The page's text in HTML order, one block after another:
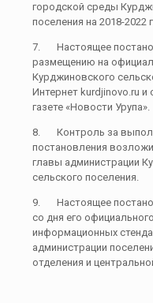
городской среды
поселения на 2018-2022
7. Настоящее
размещению на
Курджиновского
Интернет kurdjinovo.ru и
газете «Новости Урупа».
8. Контроль за
постановления
главы администрации
сельского поселения.
9. Настоящее
со дня его
информационных
администрации
отделения и